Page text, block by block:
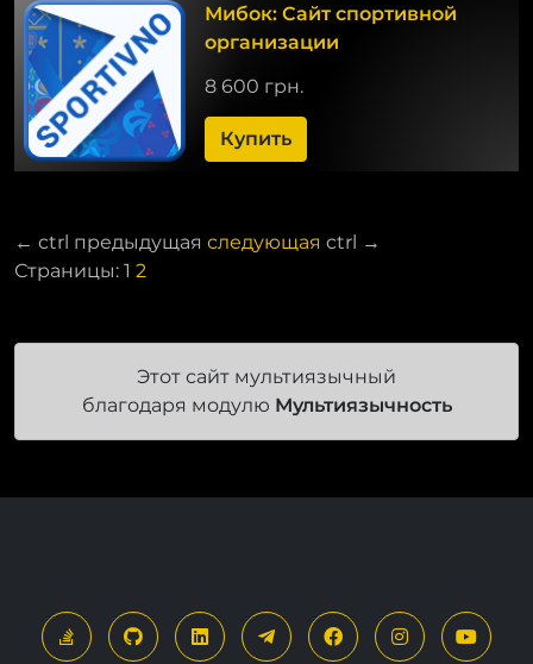
Мибок: Сайт спортивной
организации
8 600 грн.
Купить
← ctrl предыдущая следующая ctrl →
Страницы: 1 2
Этот сайт мультиязычный
благодаря модулю Мультиязычность